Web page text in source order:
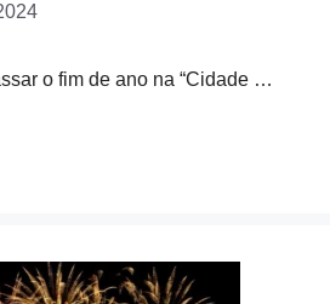
o fim de ano na “Cidade …